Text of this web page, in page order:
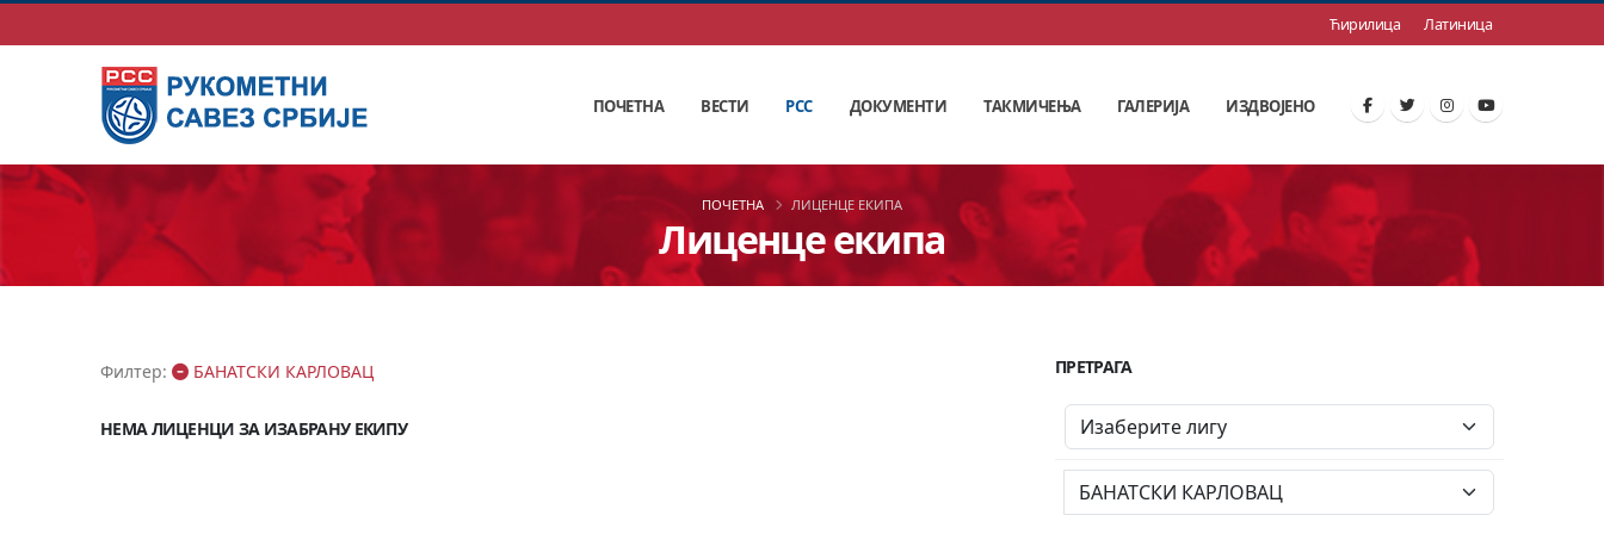
Ћирилица Латиница
ПОЧЕТНА ВЕСТИ РСС ДОКУМЕНТИ ТАКМИЧЕЊА ГАЛЕРИЈА ИЗДВОЈЕНО
Лиценце екипа
ПОЧЕТНА ЛИЦЕНЦЕ ЕКИПА
Филтер: БАНАТСКИ КАРЛОВАЦ
НЕМА ЛИЦЕНЦИ ЗА ИЗАБРАНУ ЕКИПУ
ПРЕТРАГА